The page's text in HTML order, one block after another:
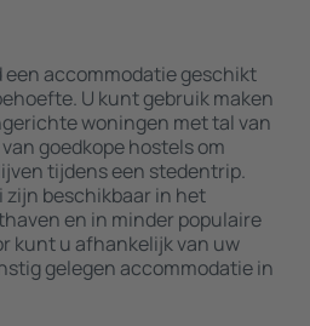
een accommodatie geschikt
U kunt gebruik maken
woningen met tal van
goedkope hostels om
tijdens een stedentrip.
zijn beschikbaar in het
en in minder populaire
kunt u afhankelijk van uw
gelegen accommodatie in